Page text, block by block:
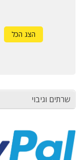
הצג הכל
שרתים וגיבוי